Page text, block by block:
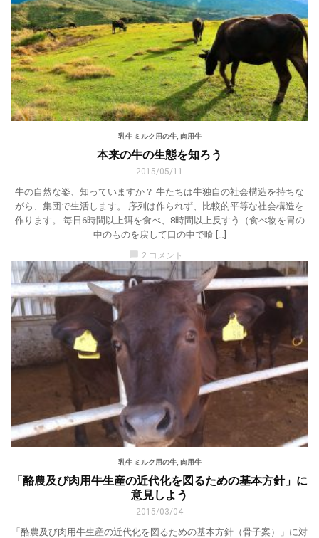
乳牛 ミルク用の牛, 肉用牛
本来の牛の生態を知ろう
2015/05/11
牛の自然な姿、知っていますか？ 牛たちは牛独自の社会構造を持ちな
がら、集団で生活します。 序列は作られず、比較的平等な社会構造を
作ります。 毎日6時間以上餌を食べ、8時間以上反すう（食べ物を胃の
中のものを戻して口の中で喰 […]
2 コメント
乳牛 ミルク用の牛, 肉用牛
「酪農及び肉用牛生産の近代化を図るための基本方針」に
意見しよう
2015/03/04
「酪農及び肉用牛生産の近代化を図るための基本方針（骨子案）」に対